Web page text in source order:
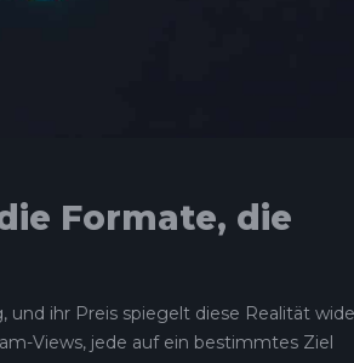
Formate, die
ihr Preis spiegelt diese Realität
Views, jede auf ein bestimmtes Ziel